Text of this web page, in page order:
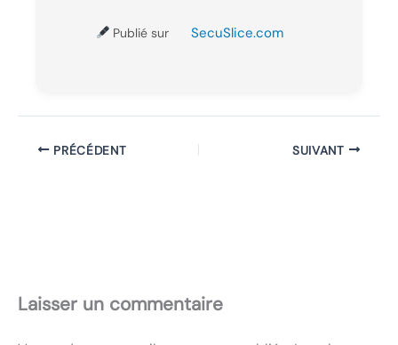
Publié sur SecuSlice.com
PRÉCÉDENT SUIVANT
Laisser un commentaire